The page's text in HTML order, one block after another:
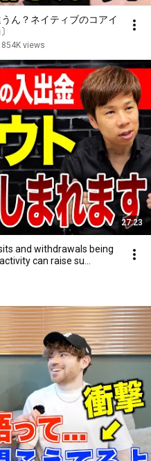
ん？ネイティブのコアイ
854K views
27:23
and withdrawals being
can raise su...